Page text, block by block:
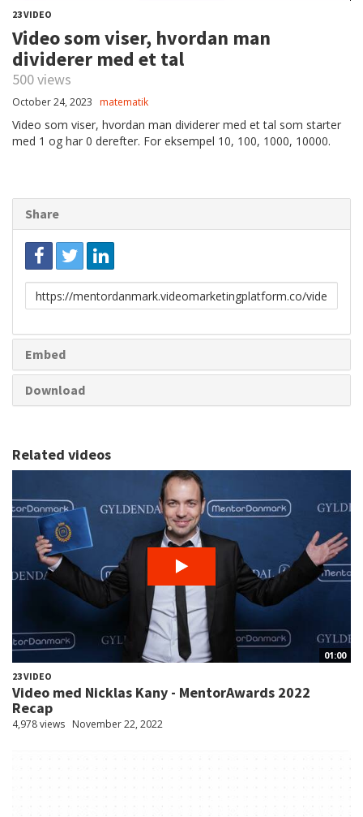
23 VIDEO
Video som viser, hvordan man
dividerer med et tal
500 views
October 24, 2023 matematik
Video som viser, hvordan man dividerer med et tal som starter
med 1 og har 0 derefter. For eksempel 10, 100, 1000, 10000.
Share
Link
to
Embed
Download
Related videos
01:00
23 VIDEO
Video med Nicklas Kany - MentorAwards 2022
Recap
4,978 views November 22, 2022